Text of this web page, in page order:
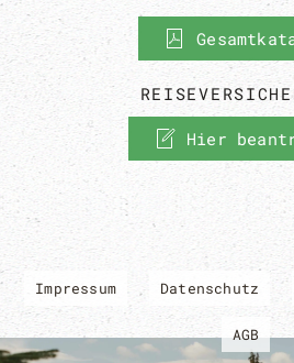
Hier
Impressum Datenschutz
AGB